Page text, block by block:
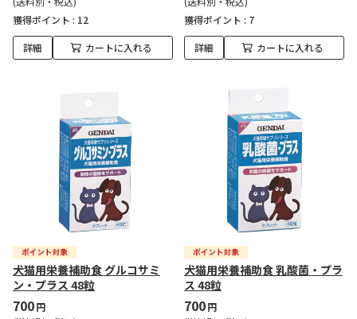
獲得ポイント : 12
詳細 カートに入れる
獲得ポイント : 7
詳細 カートに入れる
犬猫用栄養補助食 グルコサミ
ン・プラス 48粒
700円
犬猫用栄養補助食 乳酸菌・プラ
ス 48粒
700円